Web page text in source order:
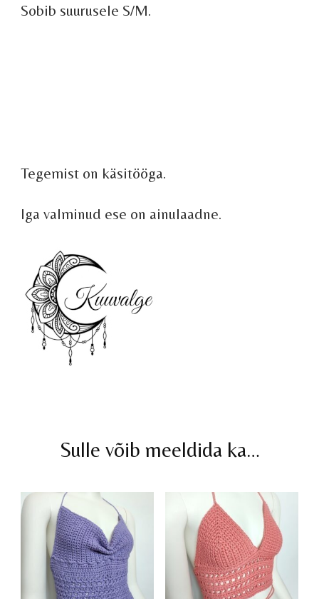
Sobib suurusele S/M.
Tegemist on käsitööga.
Iga valminud ese on ainulaadne.
Sulle võib meeldida ka…